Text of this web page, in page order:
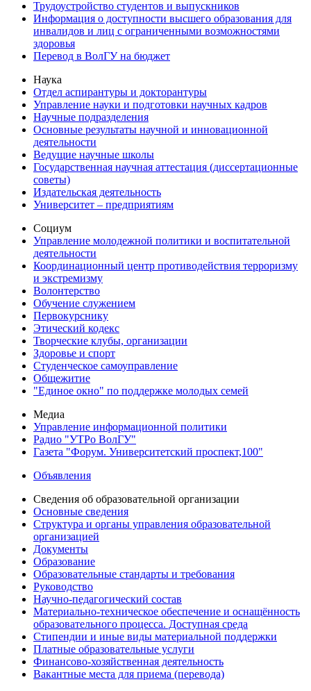
Трудоустройство студентов и выпускников
Информация о доступности высшего образования для
инвалидов и лиц с ограниченными возможностями
здоровья
Перевод в ВолГУ на бюджет
Наука
Отдел аспирантуры и докторантуры
Управление науки и подготовки научных кадров
Научные подразделения
Основные результаты научной и инновационной
деятельности
Ведущие научные школы
Государственная научная аттестация (диссертационные
советы)
Издательская деятельность
Университет – предприятиям
Социум
Управление молодежной политики и воспитательной
деятельности
Координационный центр противодействия терроризму
и экстремизму
Волонтерство
Обучение служением
Первокурснику
Этический кодекс
Творческие клубы, организации
Здоровье и спорт
Студенческое самоуправление
Общежитие
"Единое окно" по поддержке молодых семей
Медиа
Управление информационной политики
Радио "УТРо ВолГУ"
Газета "Форум. Университетский проспект,100"
Объявления
Сведения об образовательной организации
Основные сведения
Структура и органы управления образовательной
организацией
Документы
Образование
Образовательные стандарты и требования
Руководство
Научно-педагогический состав
Материально-техническое обеспечение и оснащённость
образовательного процесса. Доступная среда
Стипендии и иные виды материальной поддержки
Платные образовательные услуги
Финансово-хозяйственная деятельность
Вакантные места для приема (перевода)